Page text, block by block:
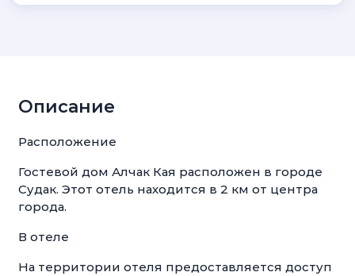
Описание
Расположение
Гостевой дом Алчак Кая расположен в городе
Судак. Этот отель находится в 2 км от центра
города.
В отеле
На территории отеля предоставляется доступ